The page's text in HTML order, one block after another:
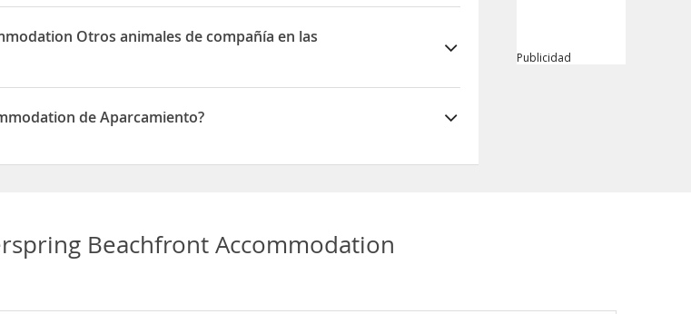
en 40 Fraser Road, Rangihaeata
Otros animales de compañía en las
Otros animales de compañía en las habitaciones
de Aparcamiento?
Publicidad
Beachfront Accommodation